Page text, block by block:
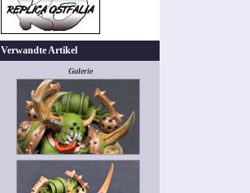
Verwandte Artikel
Galerie